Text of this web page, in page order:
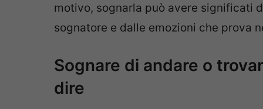
motivo, sognarla può avere significati
sognatore e dalle emozioni che prova
Sognare di andare o
dire